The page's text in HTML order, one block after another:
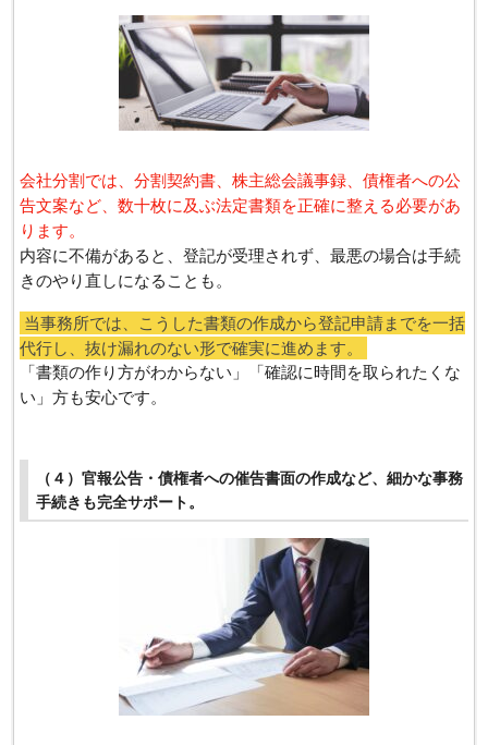
会社分割では、分割契約書、株主総会議事録、債権者への公
告文案など、数十枚に及ぶ法定書類を正確に整える必要があ
ります。
内容に不備があると、登記が受理されず、最悪の場合は手続
きのやり直しになることも。
当事務所では、こうした書類の作成から登記申請までを一括
代行し、抜け漏れのない形で確実に進めます。
「書類の作り方がわからない」「確認に時間を取られたくな
い」方も安心です。
（４）官報公告・債権者への催告書面の作成など、細かな事務
手続きも完全サポート。